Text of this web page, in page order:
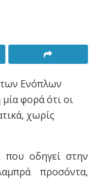
Ενόπλων
φορά ότι οι
χωρίς
που οδηγεί στην
προσόντα,